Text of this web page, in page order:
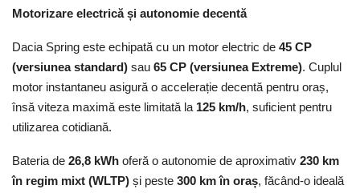
Motorizare electrică și autonomie decentă
Dacia Spring este echipată cu un motor electric de 45 CP
(versiunea standard) sau 65 CP (versiunea Extreme). Cuplul
motor instantaneu asigură o accelerație decentă pentru oraș,
însă viteza maximă este limitată la 125 km/h, suficient pentru
utilizarea cotidiană.
Bateria de 26,8 kWh oferă o autonomie de aproximativ 230 km
în regim mixt (WLTP) și peste 300 km în oraș, făcând-o ideală